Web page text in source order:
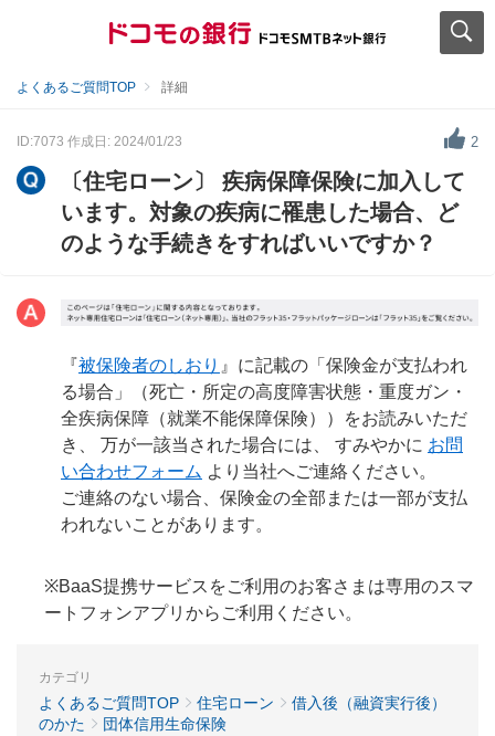
よくあるご質問TOP 詳細
ID:7073 作成日: 2024/01/23 2
〔住宅ローン〕 疾病保障保険に加入して
います。対象の疾病に罹患した場合、ど
のような手続きをすればいいですか？
『被保険者のしおり 』に記載の「保険金が支払われ
る場合」（死亡・所定の高度障害状態・重度ガン・
全疾病保障（就業不能保障保険））をお読みいただ
き、 万が一該当された場合には、 すみやかに お問
い合わせフォーム より当社へご連絡ください。
ご連絡のない場合、保険金の全部または一部が支払
われないことがあります。
※BaaS提携サービスをご利用のお客さまは専用のスマ
ートフォンアプリからご利用ください。
カテゴリ
よくあるご質問TOP 住宅ローン
借入後（融資実行後）
のかた
団体信用生命保険